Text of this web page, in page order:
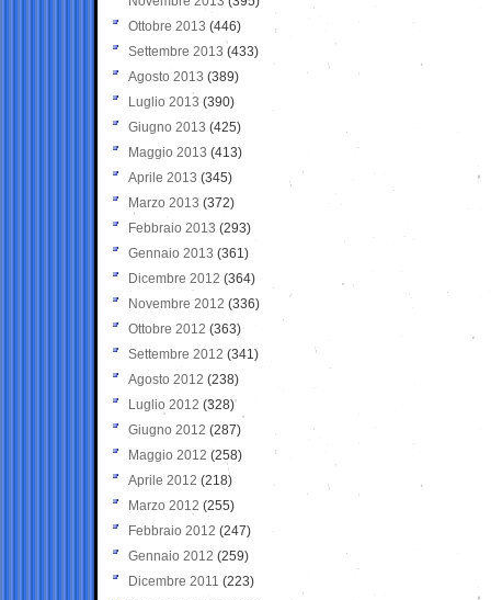
Ottobre 2013 (446)
Settembre 2013 (433)
Agosto 2013 (389)
Luglio 2013 (390)
Giugno 2013 (425)
Maggio 2013 (413)
Aprile 2013 (345)
Marzo 2013 (372)
Febbraio 2013 (293)
Gennaio 2013 (361)
Dicembre 2012 (364)
Novembre 2012 (336)
Ottobre 2012 (363)
Settembre 2012 (341)
Agosto 2012 (238)
Luglio 2012 (328)
Giugno 2012 (287)
Maggio 2012 (258)
Aprile 2012 (218)
Marzo 2012 (255)
Febbraio 2012 (247)
Gennaio 2012 (259)
Dicembre 2011 (223)